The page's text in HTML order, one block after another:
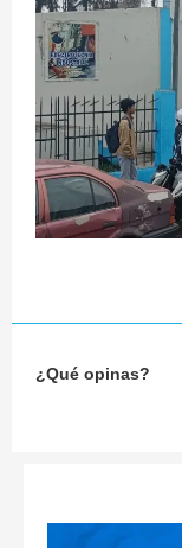
¿Qué opinas?